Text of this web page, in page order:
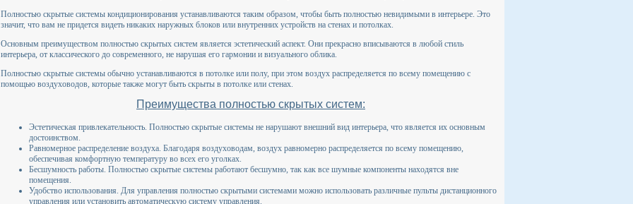
Полностью скрытые системы кондиционирования устанавливаются таким образом, чтобы быть полностью невидимыми в интерьере. Это
значит, что вам не придется видеть никаких наружных блоков или внутренних устройств на стенах и потолках.
Основным преимуществом полностью скрытых систем является эстетический аспект. Они прекрасно вписываются в любой стиль
интерьера, от классического до современного, не нарушая его гармонии и визуального облика.
Полностью скрытые системы обычно устанавливаются в потолке или полу, при этом воздух распределяется по всему помещению с
помощью воздуховодов, которые также могут быть скрыты в потолке или стенах.
Преимущества полностью скрытых систем:
Эстетическая привлекательность. Полностью скрытые системы не нарушают внешний вид интерьера, что является их основным
достоинством.
Равномерное распределение воздуха. Благодаря воздуховодам, воздух равномерно распределяется по всему помещению,
обеспечивая комфортную температуру во всех его уголках.
Бесшумность работы. Полностью скрытые системы работают бесшумно, так как все шумные компоненты находятся вне
помещения.
Удобство использования. Для управления полностью скрытыми системами можно использовать различные пульты дистанционного
управления или установить автоматическую систему управления.